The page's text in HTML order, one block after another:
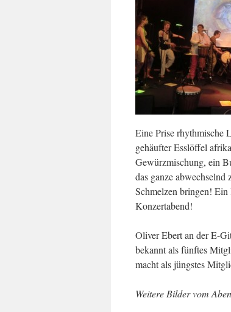
Eine Prise rhythmische
gehäufter Esslöffel
Gewürzmischung, ein
das ganze
Schmelzen bringen!
Konzertabend!
Oliver Ebert an der E-
bekannt als fünftes
macht als jüngstes
Weitere Bilder vom